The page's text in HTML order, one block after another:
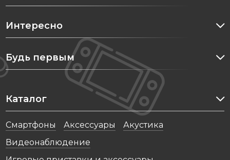
Интересно
Будь первым
Каталог
Cмартфоны Аксессуары
Акустика
Видеонаблюдение